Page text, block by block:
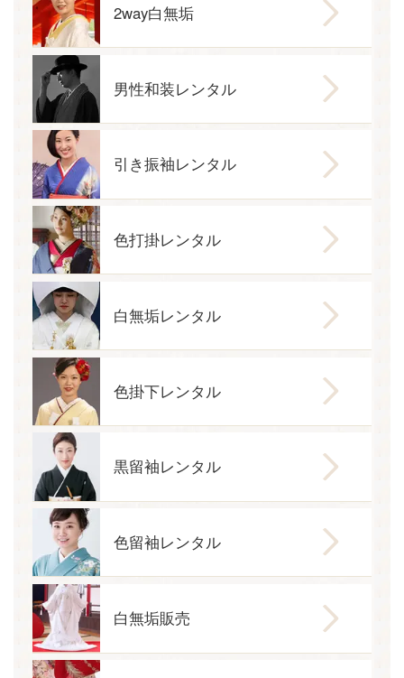
2way白無垢
男性和装レンタル
引き振袖レンタル
色打掛レンタル
白無垢レンタル
色掛下レンタル
黒留袖レンタル
色留袖レンタル
白無垢販売